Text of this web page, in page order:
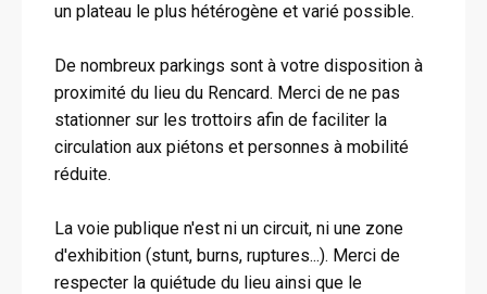
un plateau le plus hétérogène et varié possible.
De nombreux parkings sont à votre disposition à
proximité du lieu du Rencard. Merci de ne pas
stationner sur les trottoirs afin de faciliter la
circulation aux piétons et personnes à mobilité
réduite.
La voie publique n'est ni un circuit, ni une zone
d'exhibition (stunt, burns, ruptures...). Merci de
respecter la quiétude du lieu ainsi que le